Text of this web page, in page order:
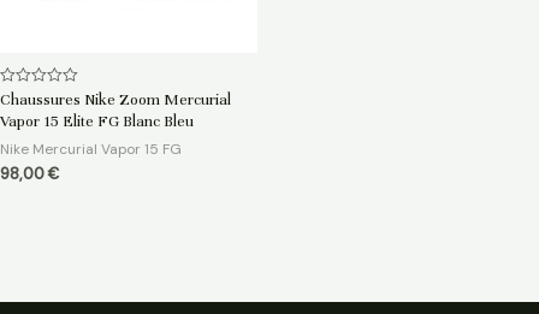
Note
sur
Chaussures Nike Zoom Mercurial
Vapor 15 Elite FG Blanc Bleu
Nike Mercurial Vapor 15 FG
98,00€